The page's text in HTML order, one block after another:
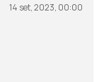
14 set, 2023, 00:00